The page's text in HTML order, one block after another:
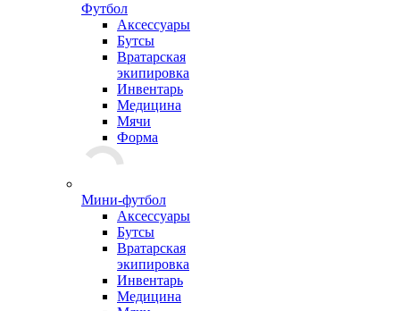
Футбол
Аксессуары
Бутсы
Вратарская
экипировка
Инвентарь
Медицина
Мячи
Форма
Мини-футбол
Аксессуары
Бутсы
Вратарская
экипировка
Инвентарь
Медицина